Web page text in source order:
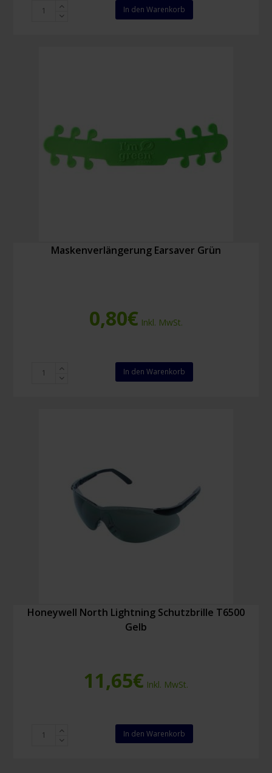
Honeywell
Menge
In den Warenkorb
Maskenverlängerung Earsaver Grün
0,80€ Inkl. MwSt.
Maskenverlängerung
Earsaver
In den Warenkorb
Honeywell North Lightning Schutzbrille T6500
Gelb
11,65€ Inkl. MwSt.
Honeywell
In den Warenkorb